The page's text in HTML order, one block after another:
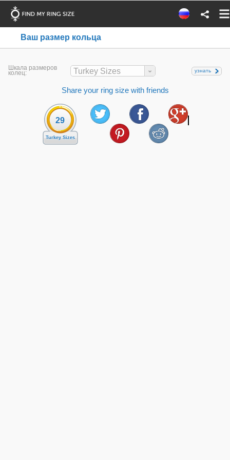
Ваш размер кольца
Шкала размеров
колец: Turkey Sizes узнать
Share your ring size with friends
29
Turkey Sizes